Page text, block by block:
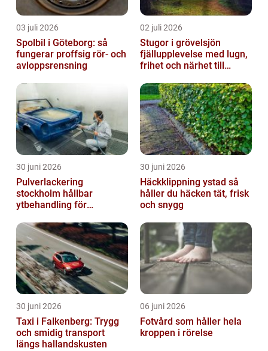
03 juli 2026
Spolbil i Göteborg: så
fungerar proffsig rör- och
avloppsrensning
02 juli 2026
Stugor i grövelsjön
fjällupplevelse med lugn,
frihet och närhet till
30 juni 2026
Pulverlackering
stockholm hållbar
ytbehandling för
30 juni 2026
Häckklippning ystad så
håller du häcken tät, frisk
och snygg
30 juni 2026
Taxi i Falkenberg: Trygg
och smidig transport
längs hallandskusten
06 juni 2026
Fotvård som håller hela
kroppen i rörelse